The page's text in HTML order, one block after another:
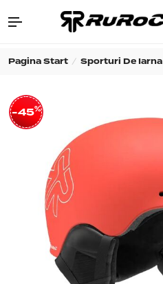
Pagina Start Sporturi De Iarna
-45%